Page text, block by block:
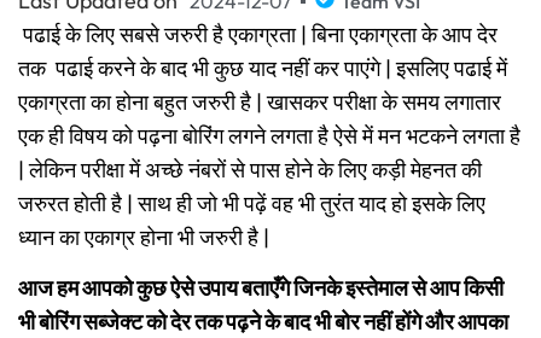
पढाई के लिए सबसे जरुरी है एकाग्रता | बिना एकाग्रता के आप देर
तक पढाई करने के बाद भी कुछ याद नहीं कर पाएंगे | इसलिए पढाई में
एकाग्रता का होना बहुत जरुरी है | खासकर परीक्षा के समय लगातार
एक ही विषय को पढ़ना बोरिंग लगने लगता है ऐसे में मन भटकने लगता है
| लेकिन परीक्षा में अच्छे नंबरों से पास होने के लिए कड़ी मेहनत की
जरुरत होती है | साथ ही जो भी पढ़ें वह भी तुरंत याद हो इसके लिए
ध्यान का एकाग्र होना भी जरुरी है |
आज हम आपको कुछ ऐसे उपाय बताएँगे जिनके इस्तेमाल से आप किसी
भी बोरिंग सब्जेक्ट को देर तक पढ़ने के बाद भी बोर नहीं होंगे और आपका